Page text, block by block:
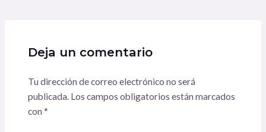
Deja un comentario
Tu dirección de correo electrónico no será
publicada. Los campos obligatorios están marcados
con *